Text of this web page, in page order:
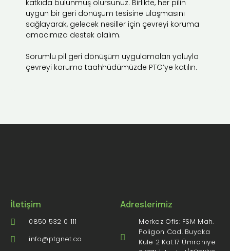
katkıda bulunmuş olursunuz. Birlikte, her pilin
uygun bir geri dönüşüm tesisine ulaşmasını
sağlayarak, gelecek nesiller için çevreyi koruma
amacımıza destek olalım.
Sorumlu pil geri dönüşüm uygulamaları yoluyla
çevreyi koruma taahhüdümüzde PTG’ye katılın.
İletişim
0850 532 0 111
info@ptgnet.co
Adreslerimiz
Merkez Ofis: FSM Mah.
Poligon Cad. Buyaka
Kule 2 Kat:17 Ümraniye